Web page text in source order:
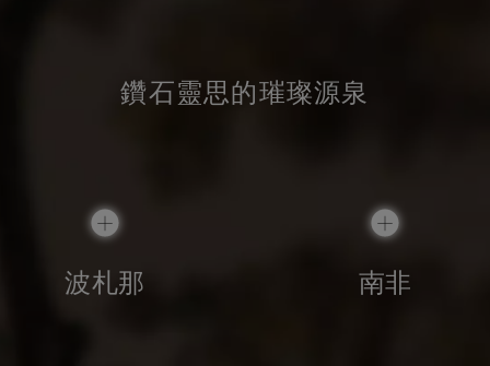
鑽石靈思的璀璨源泉
波札那 南非